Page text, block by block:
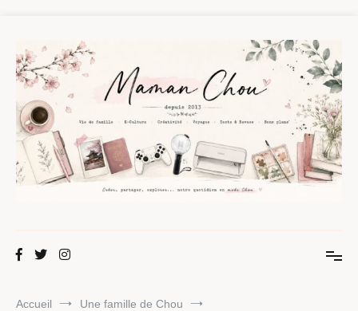
contenu
Maman Chou
Accueil
Une famille de Chou